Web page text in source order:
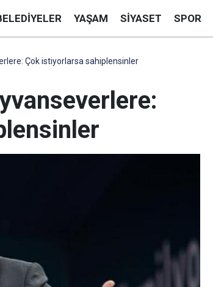
YAŞAM SIYASET SPOR
Çok istiyorlarsa sahiplensinler